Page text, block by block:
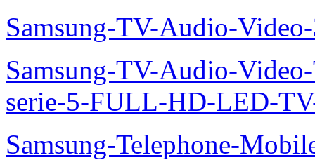
Samsung-TV-Audio-
Samsung-TV-Audio-
serie-5-FULL-HD-LED-
Samsung-Telephone-